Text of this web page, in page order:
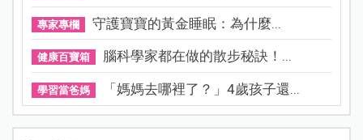
專家專欄 守護寶寶的黃金睡眠：為什麼...
健康百寶箱 腦科學家都在做的散步秘訣！...
學習當爸媽 「媽媽去哪裡了？」4歲孩子還...